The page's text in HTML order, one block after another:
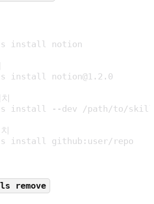
install notion
install notion@1.2.0
install --dev /path/to/skill
install github:user/repo
remove